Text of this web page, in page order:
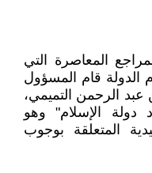
المعاصرة التي
الدولة قام المسؤول
الرحمن التميمي،
دولة الإسلام" وهو
المتعلقة بوجوب